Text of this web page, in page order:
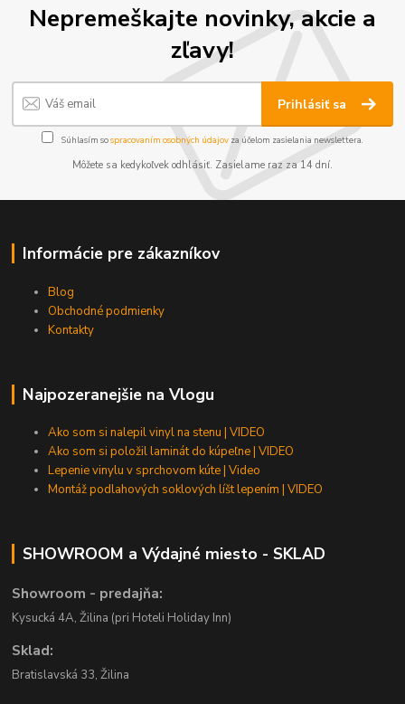
Nepremeškajte novinky, akcie a
zľavy!
Prihlásiť sa
Súhlasím sospracovaním osobných údajov za účelom zasielania newslettera.
Môžete sa kedykoľvek odhlásiť. Zasielame raz za 14 dní.
Informácie pre zákazníkov
Blog
Obchodné podmienky
Kontakty
Najpozeranejšie na Vlogu
Ako som si nalepil vinyl na stenu | VIDEO
Ako som si položil laminát do kúpeľne | VIDEO
Lepenie vinylu v sprchovom kúte | Video
Montáž podlahových soklových líšt lepením | VIDEO
SHOWROOM a Výdajné miesto - SKLAD
Showroom - predajňa:
Kysucká 4A, Žilina (pri Hoteli Holiday Inn)
Sklad:
Bratislavská 33, Žilina